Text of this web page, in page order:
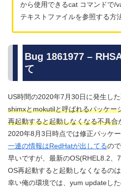
から使用できるcat コマンドで/
テキストファイルを参照する方
Bug 1861977 –
て
US時間の2020年7月30日に発生した
shimxとmokutilと呼ばれるパッケー
再起動すると起動しなくなる不具合
2020年8月3日時点では修正パッケ
一連の情報はRedHatが出してるの
早いですが、最新のOS(RHEL8.2、
OS再起動すると起動しなくなるの
幸い俺の環境では、yum updateし